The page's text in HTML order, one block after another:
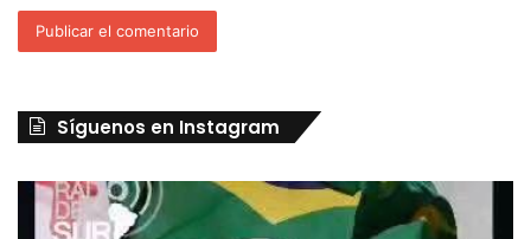
Síguenos en Instagram